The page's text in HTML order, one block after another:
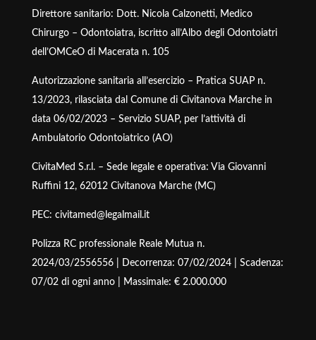
Direttore sanitario: Dott. Nicola Calzonetti, Medico
Chirurgo – Odontoiatra, iscritto all’Albo degli Odontoiatri
dell’OMCeO di Macerata n. 105
Autorizzazione sanitaria all’esercizio – Pratica SUAP n.
13/2023, rilasciata dal Comune di Civitanova Marche in
data 06/02/2023 – Servizio SUAP, per l’attività di
Ambulatorio Odontoiatrico (AO)
CivitaMed S.r.l. – Sede legale e operativa: Via Giovanni
Ruffini 12, 62012 Civitanova Marche (MC)
PEC: civitamed@legalmail.it
Polizza RC professionale Reale Mutua n.
2024/03/2556556 | Decorrenza: 07/02/2024 | Scadenza:
07/02 di ogni anno | Massimale: € 2.000.000